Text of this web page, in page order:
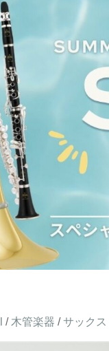
/ 木管楽器 /サックス